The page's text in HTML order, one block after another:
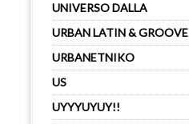
UNIVERSO DALLA
URBAN LATIN & GROOVE
URBANETNIKO
US
UYYYUYUY!!